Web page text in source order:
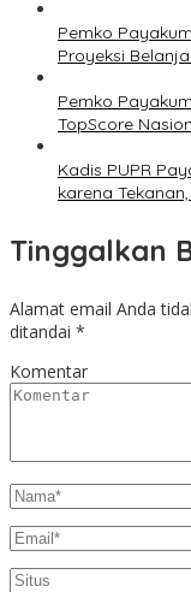
Pemko
Proyeksi
Pemko
TopScore
Kadis PUPR
karena
Tinggalkan
Alamat email Anda
ditandai *
Komentar